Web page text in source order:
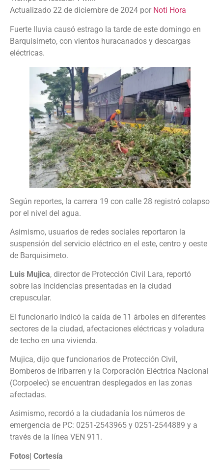
Actualizado 22 de diciembre de 2024 por Noti Hora
Fuerte lluvia causó estrago la tarde de este domingo en
Barquisimeto, con vientos huracanados y descargas
eléctricas.
Según reportes, la carrera 19 con calle 28 registró colapso
por el nivel del agua.
Asimismo, usuarios de redes sociales reportaron la
suspensión del servicio eléctrico en el este, centro y oeste
de Barquisimeto.
Luis Mujica, director de Protección Civil Lara, reportó
sobre las incidencias presentadas en la ciudad
crepuscular.
El funcionario indicó la caída de 11 árboles en diferentes
sectores de la ciudad, afectaciones eléctricas y voladura
de techo en una vivienda.
Mujica, dijo que funcionarios de Protección Civil,
Bomberos de Iribarren y la Corporación Eléctrica Nacional
(Corpoelec) se encuentran desplegados en las zonas
afectadas.
Asimismo, recordó a la ciudadanía los números de
emergencia de PC: 0251-2543965 y 0251-2544889 y a
través de la línea VEN 911.
Fotos| Cortesía